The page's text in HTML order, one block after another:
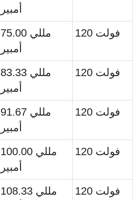
أمبير
75.00 مللي
أمبير
120 فولت
83.33 مللي
أمبير
120 فولت
91.67 مللي
أمبير
120 فولت
100.00 مللي
أمبير
120 فولت
108.33 مللي
120 فولت